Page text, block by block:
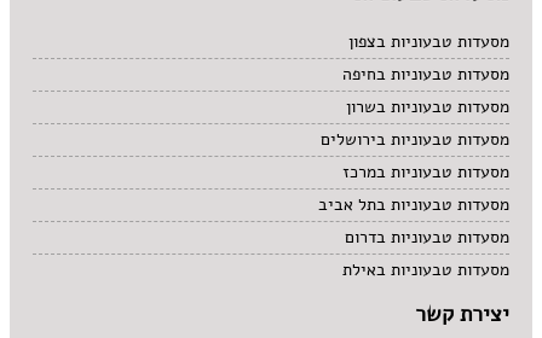
מסעדות טבעוניות בצפון
מסעדות טבעוניות בחיפה
מסעדות טבעוניות בשרון
מסעדות טבעוניות בירושלים
מסעדות טבעוניות במרכז
מסעדות טבעוניות בתל אביב
מסעדות טבעוניות בדרום
מסעדות טבעוניות באילת
יצירת קשר